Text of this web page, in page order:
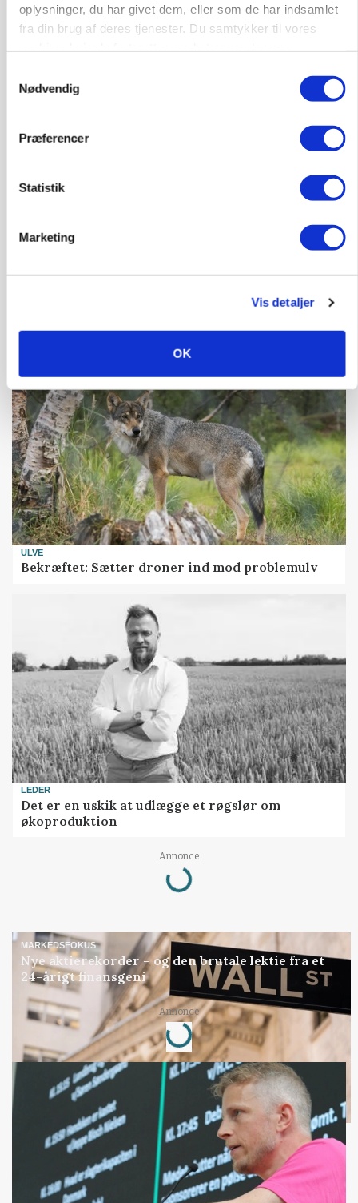
oplysninger, du har givet dem, eller som de har indsamlet
fra din brug af deres tjenester. Du samtykker til vores
Nødvendig
Præferencer
Statistik
Marketing
Vis detaljer
OK
skadedyrsrisici
Annonce
Loading...
Uændret notering: Spæde lyspunkter i fortsat
presset marked for oksekød
ULVE
Bekræftet: Sætter droner ind mod problemulv
LEDER
Det er en uskik at udlægge et røgslør om
økoproduktion
Annonce
Loading...
MARKEDSFOKUS
Nye aktierekorder – og den brutale lektie fra et
24-årigt finansgeni
Annonce
Loading...